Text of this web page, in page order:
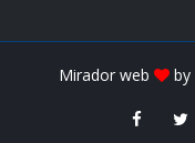
Mirador web by